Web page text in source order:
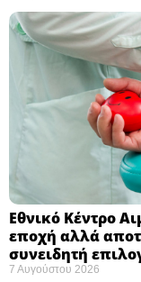
Εθνικό Κέντρο
εποχή αλλά
συνειδητή
7 Αυγούστου 2026